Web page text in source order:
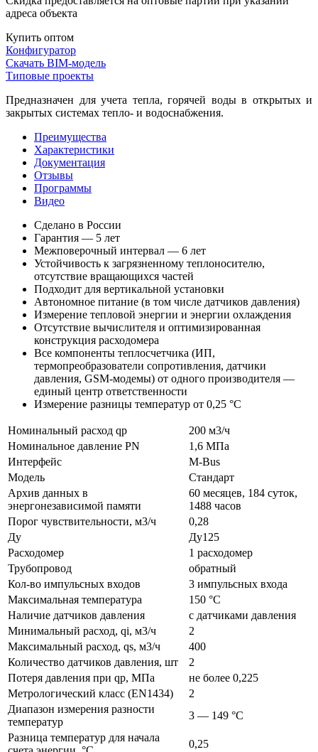
адреса объекта
Купить оптом
Конфигуратор
Скачать BIM-модель
Типовые проекты
Предназначен для учета тепла, горячей воды в открытых и
закрытых системах тепло- и водоснабжения.
Преимущества
Характеристики
Документация
Отзывы
Программы
Видео
Сделано в России
Гарантия — 5 лет
Межповерочный интервал — 6 лет
Устойчивость к загрязненному теплоносителю,
отсутствие вращающихся частей
Подходит для вертикальной установки
Автономное питание (в том числе датчиков давления)
Измерение тепловой энергии и энергии охлаждения
Отсутствие вычислителя и оптимизированная
конструкция расходомера
Все компоненты теплосчетчика (ИП,
термопреобразователи сопротивления, датчики
давления, GSM-модемы) от одного производителя —
единый центр ответственности
Измерение разницы температур от 0,25 °С
Номинальный расход qp
200 м3/ч
Номинальное давление PN
1,6 МПа
Интерфейс
M-Bus
Модель
Стандарт
Архив данных в
энергонезависимой памяти
60 месяцев, 184 суток,
1488 часов
Порог чувствительности, м3/ч
0,28
Ду
Ду125
Расходомер
1 расходомер
Трубопровод
обратный
Кол-во импульсных входов
3 импульсных входа
Максимальная температура
150 °C
Наличие датчиков давления
с датчиками давления
Минимальный расход, qi, м3/ч
2
Максимальный расход, qs, м3/ч
400
Количество датчиков давления, шт
2
Потеря давления при qp, МПа
не более 0,225
Метрологический класс (EN1434)
2
Диапазон измерения разности
температур
3 — 149 °C
Разница температур для начала
0,25